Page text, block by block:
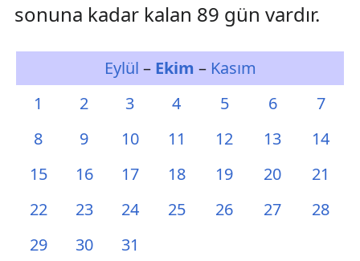
a
sonuna kadar kalan 89 gün vardır.
Eylül – Ekim – Kasım
1
2 3 4 5 6
7
8
9 10 11 12 13
14
15
16 17 18 19 20
21
22
23 24 25 26 27
28
29
30 31